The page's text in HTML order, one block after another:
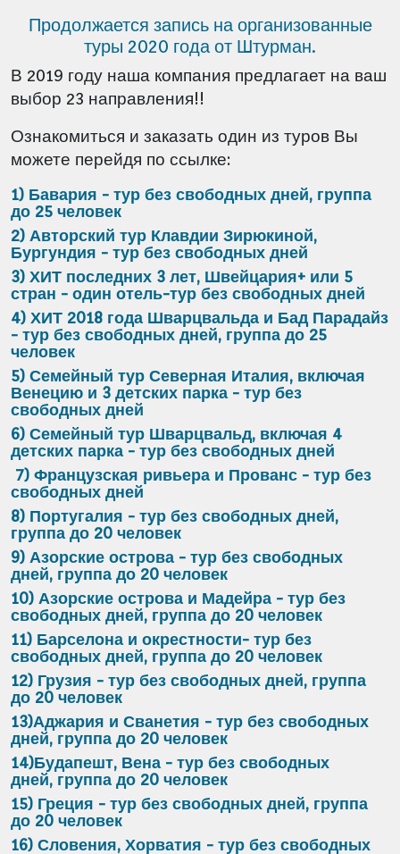
Продолжается запись на организованные
туры 2020 года от Штурман.
В 2019 году наша компания предлагает на ваш
выбор 23 направления!!
Ознакомиться и заказать один из туров Вы
можете перейдя по ссылке:
1) Бавария - тур без свободных дней, группа
до 25 человек
2) Авторский тур Клавдии Зирюкиной,
Бургундия - тур без свободных дней
3) ХИТ последних 3 лет, Швейцария+ или 5
стран - один отель-тур без свободных дней
4) ХИТ 2018 года Шварцвальда и Бад Парадайз
- тур без свободных дней, группа до 25
человек
5) Семейный тур Северная Италия, включая
Венецию и 3 детских парка - тур без
свободных дней
6) Семейный тур Шварцвальд, включая 4
детских парка - тур без свободных дней
7) Французская ривьера и Прованс - тур без
свободных дней
8) Португалия - тур без свободных дней,
группа до 20 человек
9) Азорские острова - тур без свободных
дней, группа до 20 человек
10) Азорские острова и Мадейра - тур без
свободных дней, группа до 20 человек
11) Барселона и окрестности- тур без
свободных дней, группа до 20 человек
12) Грузия - тур без свободных дней, группа
до 20 человек
13)Аджария и Сванетия - тур без свободных
дней, группа до 20 человек
14)Будапешт, Вена - тур без свободных
дней, группа до 20 человек
15) Греция - тур без свободных дней, группа
до 20 человек
16) Словения, Хорватия - тур без свободных